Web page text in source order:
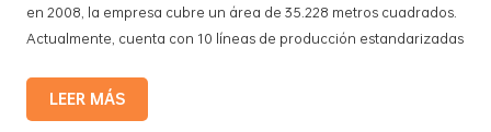
en 2008, la empresa cubre un área de 35.228 metros cuadrados.
Actualmente, cuenta con 10 líneas de producción estandarizadas
producción mensual de 3,5 millones de cajas de hierro. Los
productos de la compañía incluyen: cajas de lata para alimentos,
LEER MÁS